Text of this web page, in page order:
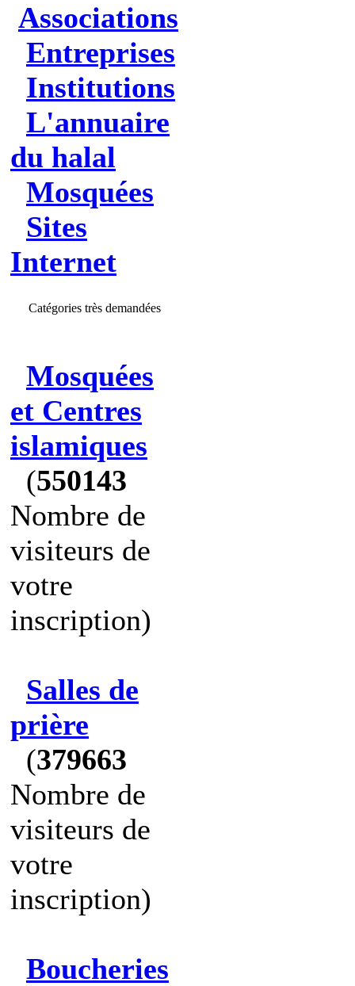
Associations
Entreprises
Institutions
L'annuaire
du halal
Mosquées
Sites
Internet
Catégories très demandées
Mosquées
et Centres
islamiques
(550143
Nombre de
visiteurs de
votre
inscription)
Salles de
prière
(379663
Nombre de
visiteurs de
votre
inscription)
Boucheries